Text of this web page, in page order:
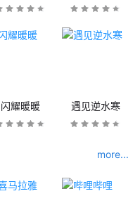
闪耀暖暖 遇见逆水寒
more...